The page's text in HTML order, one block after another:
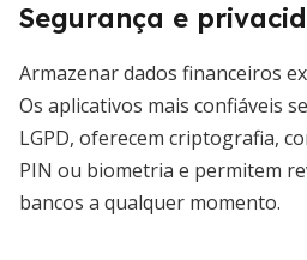
Segurança e
Armazenar dados financeiros
Os aplicativos mais confiáveis
LGPD, oferecem criptografia,
PIN ou biometria e permitem
bancos a qualquer momento.